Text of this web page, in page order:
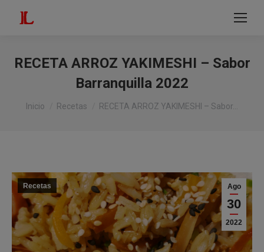
Buscar:
RECETA ARROZ YAKIMESHI – Sabor
Barranquilla 2022
Estás aquí:
Inicio Recetas RECETA ARROZ YAKIMESHI – Sabor…
Ago
30
2022
Recetas